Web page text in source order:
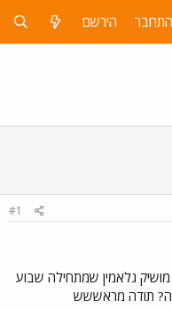
התחבר הירשם
#1
גלאמין שמתחילה שבוע
תודה מראששש